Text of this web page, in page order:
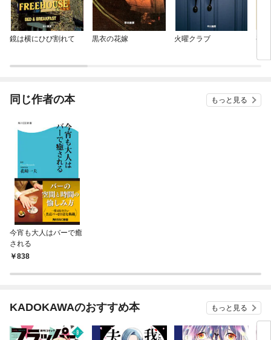
鏡は横にひび割れて 黒衣の花嫁 火曜クラブ 喪
同じ作者の本 もっと見る
今宵も大人はバーで癒
される
838
KADOKAWAのおすすめ本 もっと見る